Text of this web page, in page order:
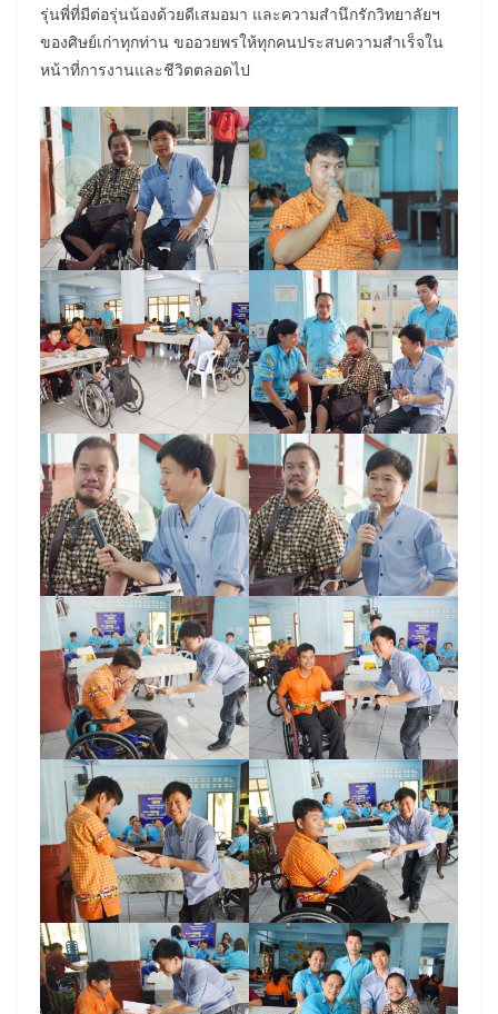
รุ่นพี่ที่มีต่อรุ่นน้องด้วยดีเสมอมา และความสำนึกรักวิทยาลัยฯ
ของศิษย์เก่าทุกท่าน ขออวยพรให้ทุกคนประสบความสำเร็จใน
หน้าที่การงานและชีวิตตลอดไป